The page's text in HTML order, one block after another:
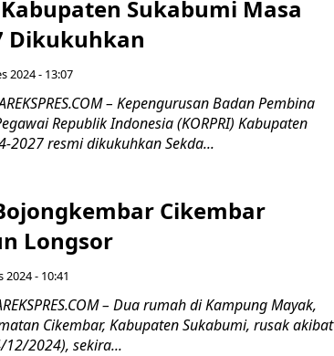
Kabupaten Sukabumi Masa
Dikukuhkan
2024 - 13:07
– Kepengurusan Badan Pembina
Republik Indonesia (KORPRI) Kabupaten
2027 resmi dikukuhkan Sekda...
Cikembar
Longsor
2024 - 10:41
– Dua rumah di Kampung Mayak,
Cikembar, Kabupaten Sukabumi, rusak akibat
2024), sekira...